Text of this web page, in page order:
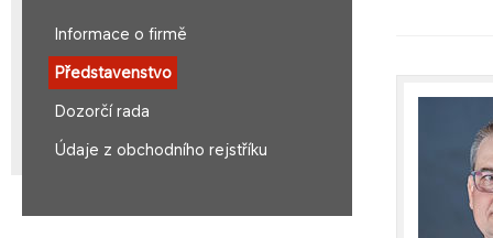
Informace o firmě
Představenstvo
Dozorčí rada
Údaje z obchodního rejstříku